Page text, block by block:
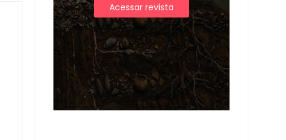
Acessar revista